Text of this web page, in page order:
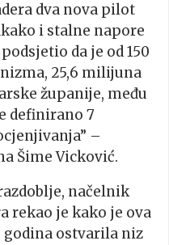
dva nova pilot
i stalne napore
da je od 150
25,6 milijuna
županije, među
definirano 7
–
Šime Vicković.
načelnik
rekao je kako je ova
ostvarila niz